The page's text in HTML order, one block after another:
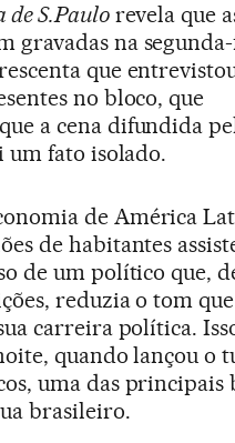
de S.Paulorevela que
gravadas na
que
no bloco, que
a cena difundida
fato isolado.
de América
de habitantes
de um político que,
reduzia o tom que
carreira política.
quando lançou o
uma das principais
brasileiro.